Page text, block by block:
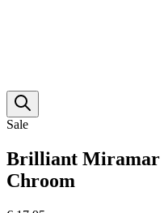
Sale
Brilliant Miramar
Chroom